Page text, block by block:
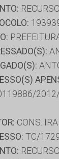
CONS.
TC/